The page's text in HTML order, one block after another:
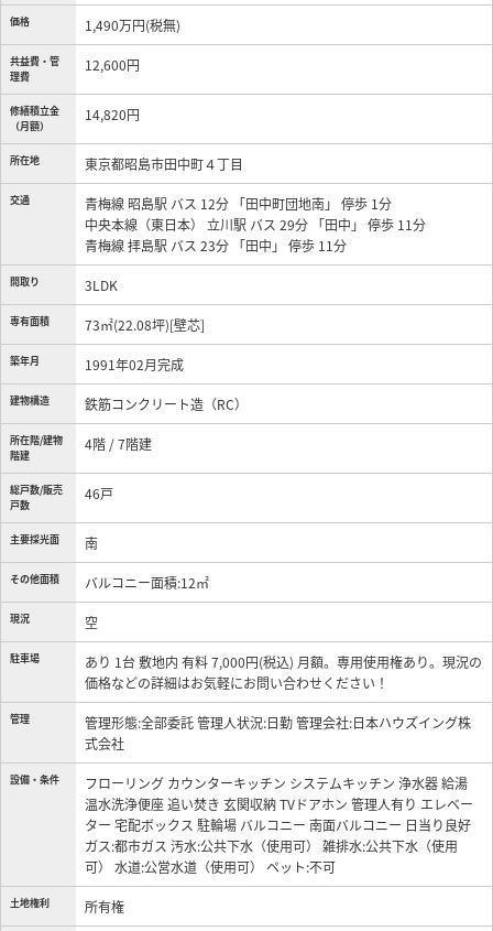
価格 1,490万円(税無)
共益費・管
理費
12,600円
修繕積立金
（月額）
14,820円
所在地 東京都昭島市田中町４丁目
交通
青梅線 昭島駅 バス 12分 「田中町団地南」 停歩 1分
中央本線（東日本） 立川駅 バス 29分 「田中」 停歩 11分
青梅線 拝島駅 バス 23分 「田中」 停歩 11分
間取り 3LDK
専有面積 73㎡(22.08坪)[壁芯]
築年月 1991年02月完成
建物構造 鉄筋コンクリート造（RC）
所在階/建物
階建
4階 / 7階建
総戸数/販売
戸数
46戸
主要採光面 南
その他面積 バルコニー面積:12㎡
現況 空
駐車場
あり 1台 敷地内 有料 7,000円(税込) 月額。専用使用権あり。現況の
価格などの詳細はお気軽にお問い合わせください！
管理
管理形態:全部委託 管理人状況:日勤 管理会社:日本ハウズイング株
式会社
設備・条件 フローリング カウンターキッチン システムキッチン 浄水器給湯
温水洗浄便座追い焚き 玄関収納TVドアホン 管理人有り エレベー
ター 宅配ボックス 駐輪場 バルコニー 南面バルコニー 日当り良好
ガス:都市ガス 汚水:公共下水（使用可）
雑排水:公共下水（使用
可）
水道:公営水道（使用可） ペット:不可
土地権利 所有権